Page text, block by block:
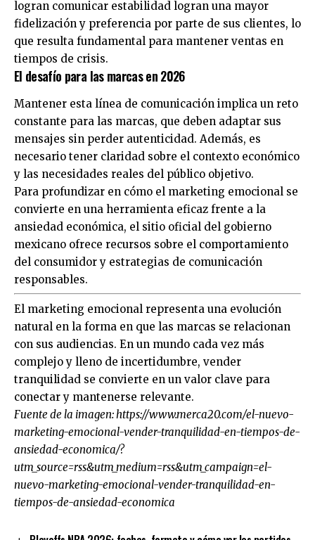
logran comunicar estabilidad logran una mayor
fidelización y preferencia por parte de sus clientes, lo
que resulta fundamental para mantener ventas en
tiempos de crisis.
El desafío para las marcas en 2026
Mantener esta línea de comunicación implica un reto
constante para las marcas, que deben adaptar sus
mensajes sin perder autenticidad. Además, es
necesario tener claridad sobre el contexto económico
y las necesidades reales del público objetivo.
Para profundizar en cómo el marketing emocional se
convierte en una herramienta eficaz frente a la
ansiedad económica, el sitio oficial del gobierno
mexicano ofrece recursos sobre el comportamiento
del consumidor y estrategias de comunicación
responsables.
El marketing emocional representa una evolución
natural en la forma en que las marcas se relacionan
con sus audiencias. En un mundo cada vez más
complejo y lleno de incertidumbre, vender
tranquilidad se convierte en un valor clave para
conectar y mantenerse relevante.
Fuente de la imagen:https://www.merca20.com/el-nuevo-
marketing-emocional-vender-tranquilidad-en-tiempos-de-
ansiedad-economica/?
utm_source=rss&utm_medium=rss&utm_campaign=el-
nuevo-marketing-emocional-vender-tranquilidad-en-
tiempos-de-ansiedad-economica